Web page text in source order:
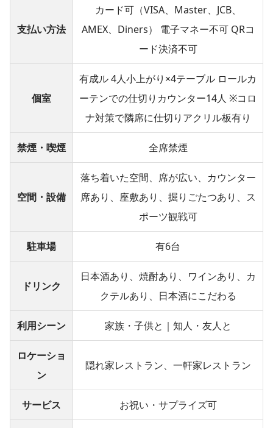
支払い方法
カード可（VISA、Master、JCB、
AMEX、Diners） 電子マネー不可 QRコ
ード決済不可
個室
有成ル 4人小上がり×4テーブル ロールカ
ーテンでの仕切りカウンター14人 ※コロ
ナ対策で隣席に仕切りアクリル板有り
禁煙・喫煙 全席禁煙
空間・設備
落ち着いた空間、席が広い、カウンター
席あり、座敷あり、掘りごたつあり、ス
ポーツ観戦可
駐車場 有6台
ドリンク
日本酒あり、焼酎あり、ワインあり、カ
クテルあり、日本酒にこだわる
利用シーン 家族・子供と｜知人・友人と
ロケーショ
ン
隠れ家レストラン、一軒家レストラン
サービス お祝い・サプライズ可